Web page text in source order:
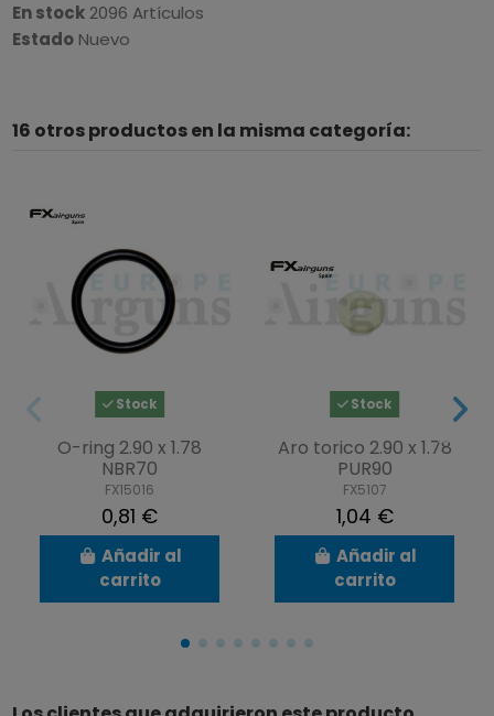
En stock 2096 Artículos
Estado Nuevo
16 otros productos en la misma categoría:
Stock
O-ring 2.90 x 1.78
NBR70
FX15016
0,81 €
Añadir al
carrito
Stock
Aro torico 2.90 x 1.78
PUR90
FX5107
1,04 €
Añadir al
carrito